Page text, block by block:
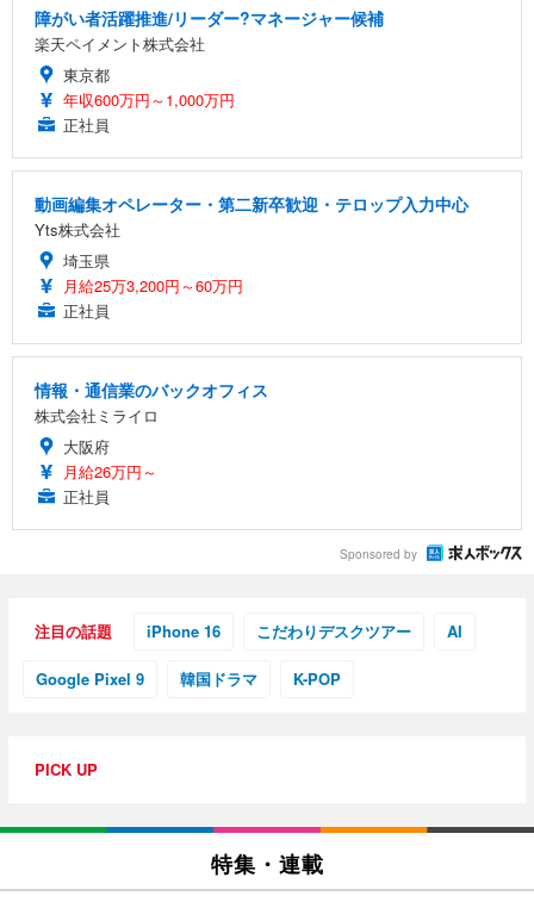
障がい者活躍推進/リーダー?マネージャー候補
楽天ペイメント株式会社
東京都
年収600万円～1,000万円
正社員
動画編集オペレーター・第二新卒歓迎・テロップ入力中心
Yts株式会社
埼玉県
月給25万3,200円～60万円
正社員
情報・通信業のバックオフィス
株式会社ミライロ
大阪府
月給26万円～
正社員
Sponsored by
注目の話題 iPhone 16 こだわりデスクツアー AI
Google Pixel 9 韓国ドラマ K-POP
PICK UP
特集・連載